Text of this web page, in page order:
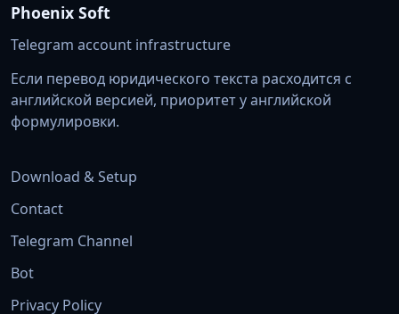
Phoenix Soft
Telegram account infrastructure
Если перевод юридического текста расходится с
английской версией, приоритет у английской
формулировки.
Download & Setup
Contact
Telegram Channel
Bot
Privacy Policy